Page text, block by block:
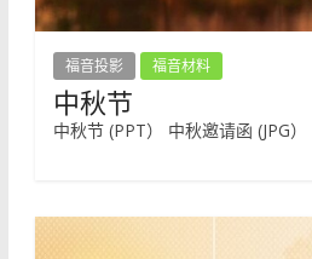
福音投影 福音材料
中秋节
中秋节 (PPT） 中秋邀请函 (JPG）